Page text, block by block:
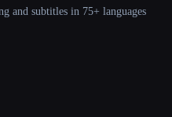
and subtitles in 75+ languages